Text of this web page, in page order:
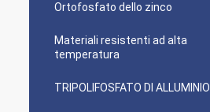
Ortofosfato dello zinco
Materiali resistenti ad alta
temperatura
TRIPOLIFOSFATO DI ALLUMINIO